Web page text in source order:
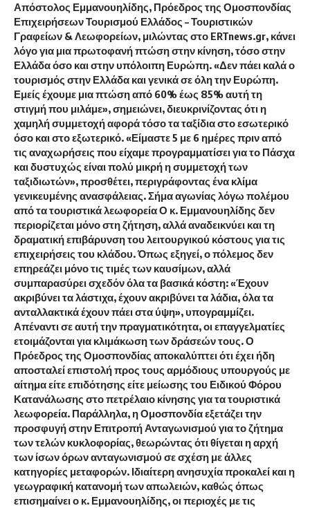
Απόστολος Εμμανουηλίδης, Πρόεδρος της Ομοσπονδίας
Επιχειρήσεων Τουρισμού Ελλάδος – Τουριστικών
Γραφείων & Λεωφορείων, μιλώντας στο ERTnews.gr, κάνει
λόγο για μια πρωτοφανή πτώση στην κίνηση, τόσο στην
Ελλάδα όσο και στην υπόλοιπη Ευρώπη. «Δεν πάει καλά ο
τουρισμός στην Ελλάδα και γενικά σε όλη την Ευρώπη.
Εμείς έχουμε μια πτώση από 60% έως 85% αυτή τη
στιγμή που μιλάμε», σημειώνει, διευκρινίζοντας ότι η
χαμηλή συμμετοχή αφορά τόσο τα ταξίδια στο εσωτερικό
όσο και στο εξωτερικό. «Είμαστε 5 με 6 ημέρες πριν από
τις αναχωρήσεις που είχαμε προγραμματίσει για το Πάσχα
και δυστυχώς είναι πολύ μικρή η συμμετοχή των
ταξιδιωτών», προσθέτει, περιγράφοντας ένα κλίμα
γενικευμένης ανασφάλειας. Σήμα αγωνίας λόγω πολέμου
από τα τουριστικά λεωφορεία Ο κ. Εμμανουηλίδης δεν
περιορίζεται μόνο στη ζήτηση, αλλά αναδεικνύει και τη
δραματική επιβάρυνση του λειτουργικού κόστους για τις
επιχειρήσεις του κλάδου. Όπως εξηγεί, ο πόλεμος δεν
επηρεάζει μόνο τις τιμές των καυσίμων, αλλά
συμπαρασύρει σχεδόν όλα τα βασικά κόστη: «Έχουν
ακριβύνει τα λάστιχα, έχουν ακριβύνει τα λάδια, όλα τα
ανταλλακτικά έχουν πάει στα ύψη», υπογραμμίζει.
Απέναντι σε αυτή την πραγματικότητα, οι επαγγελματίες
ετοιμάζονται για κλιμάκωση των δράσεών τους. Ο
Πρόεδρος της Ομοσπονδίας αποκαλύπτει ότι έχει ήδη
αποσταλεί επιστολή προς τους αρμόδιους υπουργούς με
αίτημα είτε επιδότησης είτε μείωσης του Ειδικού Φόρου
Κατανάλωσης στο πετρέλαιο κίνησης για τα τουριστικά
λεωφορεία. Παράλληλα, η Ομοσπονδία εξετάζει την
προσφυγή στην Επιτροπή Ανταγωνισμού για το ζήτημα
των τελών κυκλοφορίας, θεωρώντας ότι θίγεται η αρχή
των ίσων όρων ανταγωνισμού σε σχέση με άλλες
κατηγορίες μεταφορών. Ιδιαίτερη ανησυχία προκαλεί και η
γεωγραφική κατανομή των απωλειών, καθώς όπως
επισημαίνει ο κ. Εμμανουηλίδης, οι περιοχές με τις